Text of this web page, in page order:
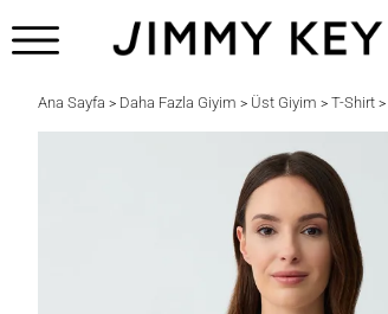
Ana Sayfa > Daha Fazla Giyim > Üst Giyim > T-Shirt >